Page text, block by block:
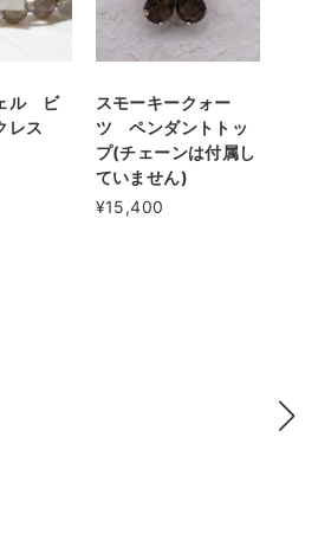
ル ビ
レス
スモーキークォー
ツ ペンダントトッ
プ(チェーンは付属し
ていません)
¥15,400